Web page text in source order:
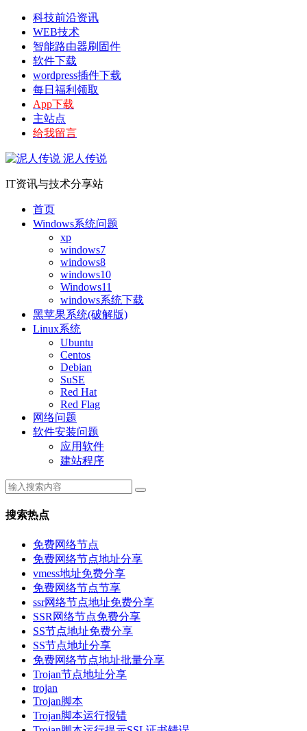
科技前沿资讯
WEB技术
智能路由器刷固件
软件下载
wordpress插件下载
每日福利领取
App下载
主站点
给我留言
泥人传说
IT资讯与技术分享站
首页
Windows系统问题
xp
windows7
windows8
windows10
Windows11
windows系统下载
黑苹果系统(破解版)
Linux系统
Ubuntu
Centos
Debian
SuSE
Red Hat
Red Flag
网络问题
软件安装问题
应用软件
建站程序
搜索热点
免费网络节点
免费网络节点地址分享
vmess地址免费分享
免费网络节点节享
ssr网络节点地址免费分享
SSR网络节点免费分享
SS节点地址免费分享
SS节点地址分享
免费网络节点地址批量分享
Trojan节点地址分享
trojan
Trojan脚本
Trojan脚本运行报错